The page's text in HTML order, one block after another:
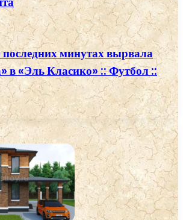
минутах вырвала
в «Эль Класико» :: Футбол ::